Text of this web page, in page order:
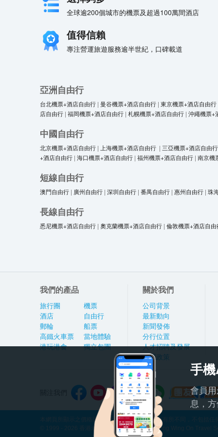
全球逾200個城市的機票及超過100萬間酒店
值得信賴
專注營運旅遊服務逾半世紀，口碑載道
亞洲自由行
台北機票+酒店自由行 | 曼谷機票+酒店自由行 | 東京機票+酒店自由行
店自由行 | 福岡機票+酒店自由行 | 札幌機票+酒店自由行 | 沖繩機票+
中國自由行
北京機票+酒店自由行 | 上海機票+酒店自由行 | 三亞機票+酒店自由行
+酒店自由行 | 海口機票+酒店自由行 | 福州機票+酒店自由行 | 南京機
短線自由行
澳門自由行 | 廣州自由行 | 深圳自由行 | 番禺自由行 | 惠州自由行 | 珠
長線自由行
悉尼機票+酒店自由行 | 奧克蘭機票+酒店自由行 | 倫敦機票+酒店自由
我們的產品
旅行團
酒店
郵輪
高鐵火車票
港玩港食
機票
自由行
船票
當地體驗
獨立包團
關於我們
公司背景
最新動向
新聞發佈
分行位置
人才招聘及發展
私隱政策
本網頁所顯示之價格因應產品種類及出發日期而有所不同，不包括
© 1999 - 2026 香港永安旅遊有限公司 Hong Kong Wing On Travel
手
會員
息，